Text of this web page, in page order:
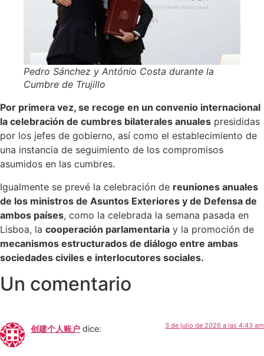
Pedro Sánchez y António Costa durante la
Cumbre de Trujillo
Por primera vez, se recoge en un convenio internacional
la celebración de cumbres bilaterales anuales presididas
por los jefes de gobierno, así como el establecimiento de
una instancia de seguimiento de los compromisos
asumidos en las cumbres.
Igualmente se prevé la celebración de reuniones anuales
de los ministros de Asuntos Exteriores y de Defensa de
ambos países, como la celebrada la semana pasada en
Lisboa, la cooperación parlamentaria y la promoción de
mecanismos estructurados de diálogo entre ambas
sociedades civiles e interlocutores sociales.
Un comentario
创建个人账户 dice: 3 de julio de 2026 a las 4:43 am